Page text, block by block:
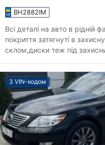
BH2882IM
Всі деталі на авто в рідній
покриття затягнуті в
склом,диски теж під
З VIN-кодом